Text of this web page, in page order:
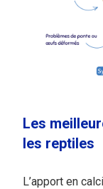
Les
les reptiles
L’apport en